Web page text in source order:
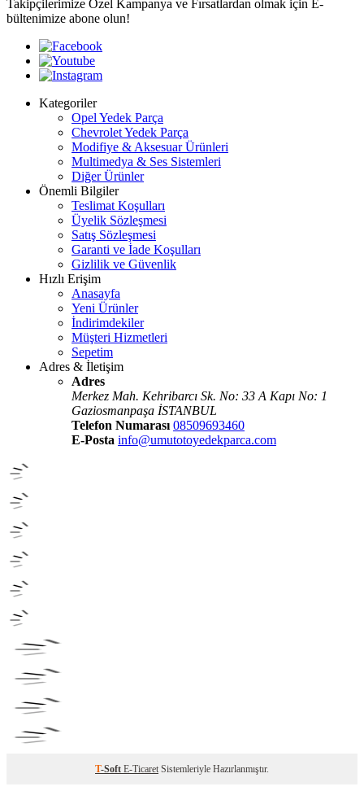
Takipçilerimize Özel Kampanya ve Fırsatlardan olmak için E-
bültenimize abone olun!
Kategoriler
Opel Yedek Parça
Chevrolet Yedek Parça
Modifiye & Aksesuar Ürünleri
Multimedya & Ses Sistemleri
Diğer Ürünler
Önemli Bilgiler
Teslimat Koşulları
Üyelik Sözleşmesi
Satış Sözleşmesi
Garanti ve İade Koşulları
Gizlilik ve Güvenlik
Hızlı Erişim
Anasayfa
Yeni Ürünler
İndirimdekiler
Müşteri Hizmetleri
Sepetim
Adres & İletişim
Adres
Merkez Mah. Kehribarcı Sk. No: 33 A Kapı No: 1
Gaziosmanpaşa İSTANBUL
Telefon Numarası 08509693460
E-Posta info@umutotoyedekparca.com
T-Soft E-Ticaret Sistemleriyle Hazırlanmıştır.